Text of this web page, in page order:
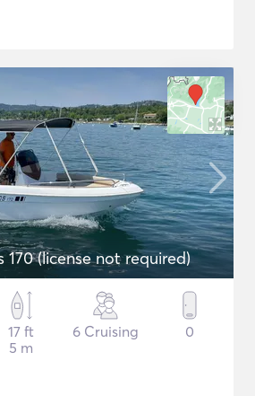
170 (license not required)
17 ft
5 m
6 Cruising 0